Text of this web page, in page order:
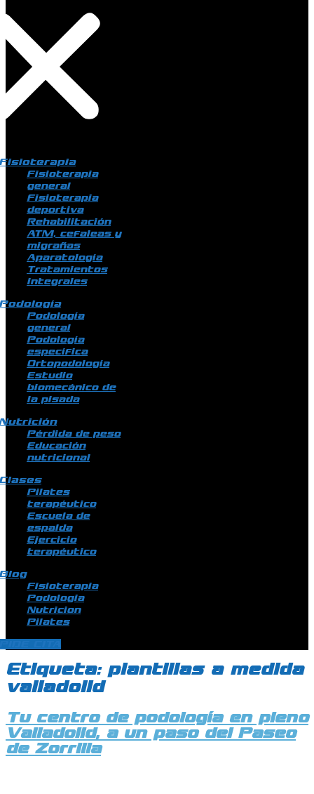
Fisioterapia
general
Fisioterapia
deportiva
Rehabilitación
ATM, cefaleas y
migrañas
Aparatología
Tratamientos
integrales
Podología
general
Podología
específica
Ortopodología
Estudio
biomecánico de
la pisada
Pérdida de peso
Educación
nutricional
Pilates
terapéutico
Escuela de
espalda
Ejercicio
terapéutico
Fisioterapia
Podologia
Nutricion
Pilates
Etiqueta: plantillas a medida
valladolid
Tu centro de podología en pleno
Valladolid, a un paso del Paseo
de Zorrilla